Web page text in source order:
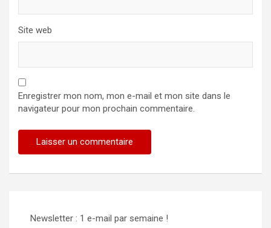
Site web
Enregistrer mon nom, mon e-mail et mon site dans le
navigateur pour mon prochain commentaire.
Newsletter : 1 e-mail par semaine !